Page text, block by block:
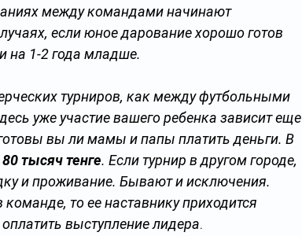
между командами начинают
если юное дарование хорошо готов
на 1-2 года младше.
турниров, как между футбольными
уже участие вашего ребенка зависит еще
вы ли мамы и папы платить деньги. В
80 тысяч тенге. Если турнир в другом городе,
и проживание. Бывают и исключения.
то ее наставнику приходится
выступление лидера.